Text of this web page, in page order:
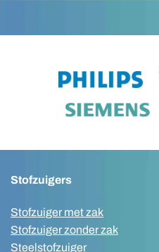
Stofzuigers
Stofzuiger met zak
Stofzuiger zonder zak
Steelstofzuiger